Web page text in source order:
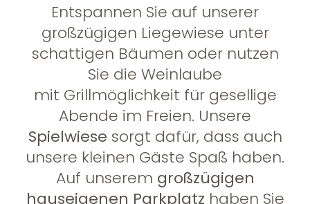
Entspannen Sie auf unserer
großzügigen Liegewiese unter
schattigen Bäumen oder nutzen
Sie die Weinlaube
mit Grillmöglichkeit für gesellige
Abende im Freien. Unsere
Spielwiese sorgt dafür, dass auch
unsere kleinen Gäste Spaß haben.
Auf unserem großzügigen
hauseigenen Parkplatz haben Sie